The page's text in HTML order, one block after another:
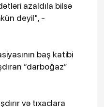
azaldıla bilsə
deyil", -
baş katibi
“darboğaz”
və tıxaclara